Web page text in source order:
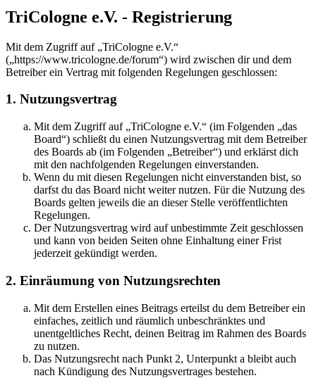
TriCologne e.V. - Registrierung
Mit dem Zugriff auf „TriCologne e.V.“
(„https://www.tricologne.de/forum“) wird zwischen dir und dem
Betreiber ein Vertrag mit folgenden Regelungen geschlossen:
1. Nutzungsvertrag
Mit dem Zugriff auf „TriCologne e.V.“ (im Folgenden „das
Board“) schließt du einen Nutzungsvertrag mit dem Betreiber
des Boards ab (im Folgenden „Betreiber“) und erklärst dich
mit den nachfolgenden Regelungen einverstanden.
Wenn du mit diesen Regelungen nicht einverstanden bist, so
darfst du das Board nicht weiter nutzen. Für die Nutzung des
Boards gelten jeweils die an dieser Stelle veröffentlichten
Regelungen.
Der Nutzungsvertrag wird auf unbestimmte Zeit geschlossen
und kann von beiden Seiten ohne Einhaltung einer Frist
jederzeit gekündigt werden.
2. Einräumung von Nutzungsrechten
Mit dem Erstellen eines Beitrags erteilst du dem Betreiber ein
einfaches, zeitlich und räumlich unbeschränktes und
unentgeltliches Recht, deinen Beitrag im Rahmen des Boards
zu nutzen.
Das Nutzungsrecht nach Punkt 2, Unterpunkt a bleibt auch
nach Kündigung des Nutzungsvertrages bestehen.